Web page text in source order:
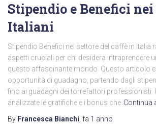
Stipendio e Benefici
Italiani
Stipendio Benefici nel settore del caffè in Italia
aspetti cruciali per chi desidera intraprendere
questo affascinante mondo. Questo articolo
opportunità di guadagno, partendo dagli
fino ai guadagni dei torrefattori professionisti.
analizzate le gratifiche e i bonus che Continua
By Francesca Bianchi , fa 1 anno